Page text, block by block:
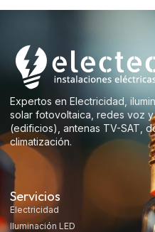
Expertos en Electricidad,
solar fotovoltaica, redes voz
(edificios), antenas TV-SAT,
climatización.
Servicios
Electricidad
Iluminación LED